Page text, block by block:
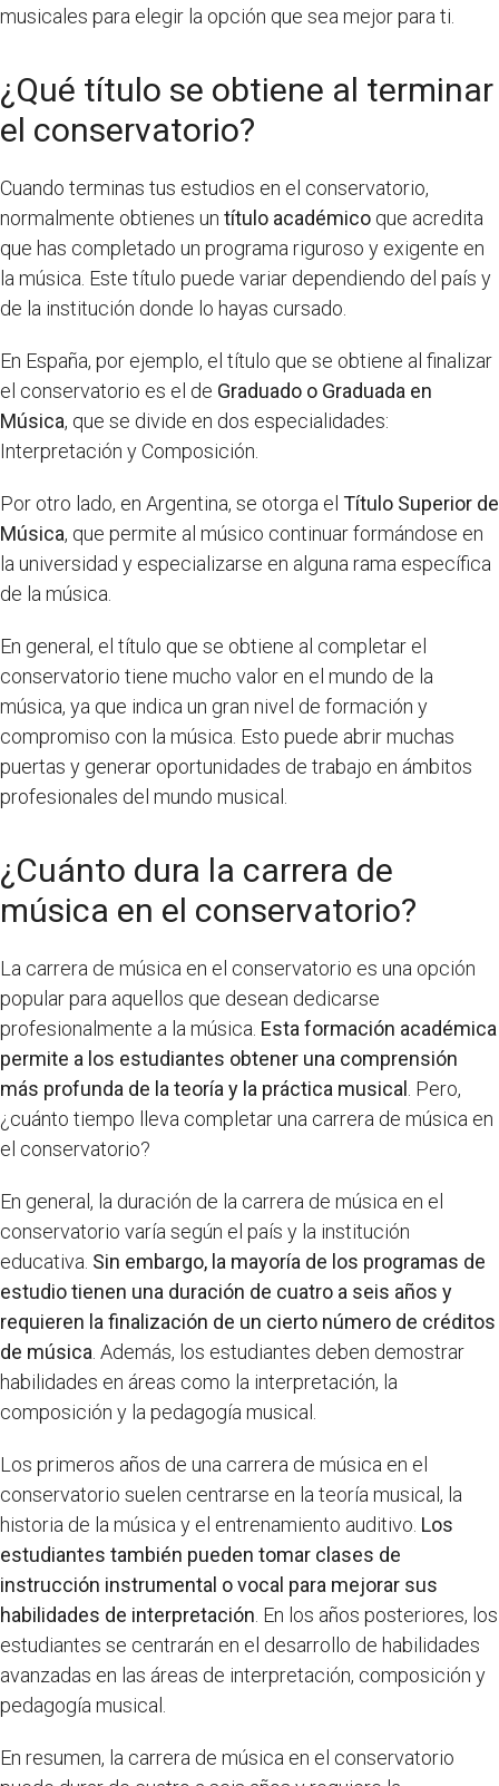
musicales para elegir la opción que sea mejor para ti.
¿Qué título se obtiene al terminar
el conservatorio?
Cuando terminas tus estudios en el conservatorio,
normalmente obtienes un título académico que acredita
que has completado un programa riguroso y exigente en
la música. Este título puede variar dependiendo del país y
de la institución donde lo hayas cursado.
En España, por ejemplo, el título que se obtiene al finalizar
el conservatorio es el de Graduado o Graduada en
Música, que se divide en dos especialidades:
Interpretación y Composición.
Por otro lado, en Argentina, se otorga el Título Superior de
Música, que permite al músico continuar formándose en
la universidad y especializarse en alguna rama específica
de la música.
En general, el título que se obtiene al completar el
conservatorio tiene mucho valor en el mundo de la
música, ya que indica un gran nivel de formación y
compromiso con la música. Esto puede abrir muchas
puertas y generar oportunidades de trabajo en ámbitos
profesionales del mundo musical.
¿Cuánto dura la carrera de
música en el conservatorio?
La carrera de música en el conservatorio es una opción
popular para aquellos que desean dedicarse
profesionalmente a la música. Esta formación académica
permite a los estudiantes obtener una comprensión
más profunda de la teoría y la práctica musical . Pero,
¿cuánto tiempo lleva completar una carrera de música en
el conservatorio?
En general, la duración de la carrera de música en el
conservatorio varía según el país y la institución
educativa. Sin embargo, la mayoría de los programas de
estudio tienen una duración de cuatro a seis años y
requieren la finalización de un cierto número de créditos
de música . Además, los estudiantes deben demostrar
habilidades en áreas como la interpretación, la
composición y la pedagogía musical.
Los primeros años de una carrera de música en el
conservatorio suelen centrarse en la teoría musical, la
historia de la música y el entrenamiento auditivo. Los
estudiantes también pueden tomar clases de
instrucción instrumental o vocal para mejorar sus
habilidades de interpretación . En los años posteriores, los
estudiantes se centrarán en el desarrollo de habilidades
avanzadas en las áreas de interpretación, composición y
pedagogía musical.
En resumen, la carrera de música en el conservatorio